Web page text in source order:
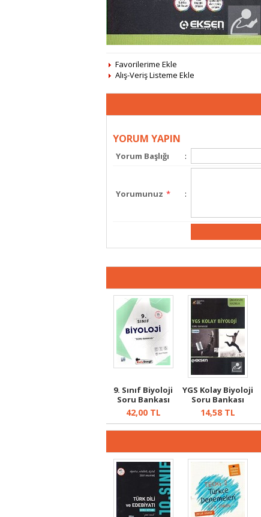
Favorilerime Ekle
Alış-Veriş Listeme Ekle
YORUM YAPIN
Yorum Başlığı :
Yorumunuz * :
9. Sınıf Biyoloji
Soru Bankası
Video Çöz...
42,00TL
YGS Kolay Biyoloji
Soru Bankası
14,58TL